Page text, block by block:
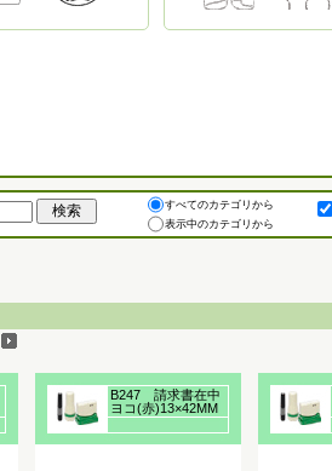
すべてのカテゴリから
表示中のカテゴリから
B247 請求書在中
ヨコ(赤)13×42MM
浸透印